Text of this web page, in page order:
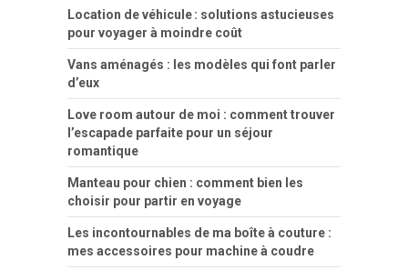
Location de véhicule : solutions astucieuses
pour voyager à moindre coût
Vans aménagés : les modèles qui font parler
d’eux
Love room autour de moi : comment trouver
l’escapade parfaite pour un séjour
romantique
Manteau pour chien : comment bien les
choisir pour partir en voyage
Les incontournables de ma boîte à couture :
mes accessoires pour machine à coudre